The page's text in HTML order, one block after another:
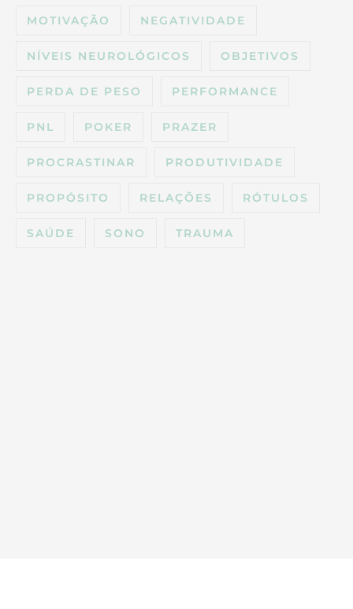
MOTIVAÇÃO NEGATIVIDADE
NÍVEIS NEUROLÓGICOS OBJETIVOS
PERDA DE PESO PERFORMANCE
PNL POKER PRAZER
PROCRASTINAR PRODUTIVIDADE
PROPÓSITO RELAÇÕES RÓTULOS
SAÚDE SONO TRAUMA